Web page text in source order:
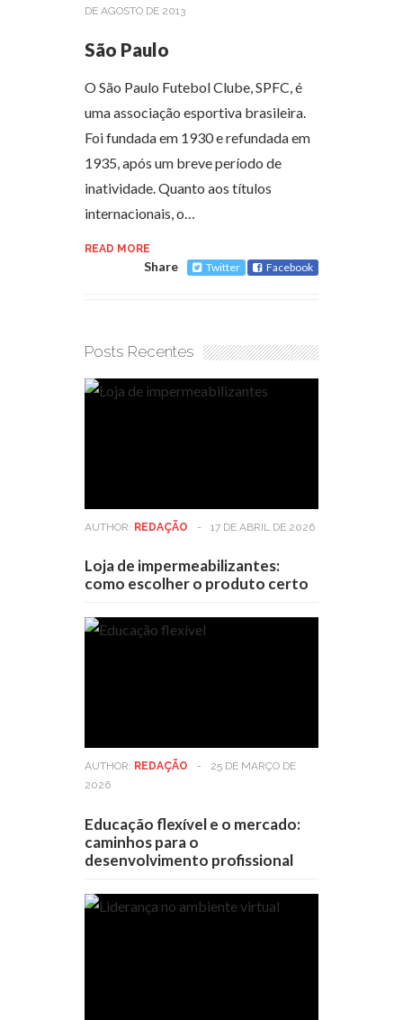
DE AGOSTO DE 2013
São Paulo
O São Paulo Futebol Clube, SPFC, é
uma associação esportiva brasileira.
Foi fundada em 1930 e refundada em
1935, após um breve período de
inatividade. Quanto aos títulos
internacionais, o…
READ MORE
Share Twitter Facebook
Posts Recentes
AUTHOR: REDAÇÃO - 17 DE ABRIL DE 2026
Loja de impermeabilizantes:
como escolher o produto certo
AUTHOR: REDAÇÃO -
25 DE MARÇO DE
2026
Educação flexível e o mercado:
caminhos para o
desenvolvimento profissional